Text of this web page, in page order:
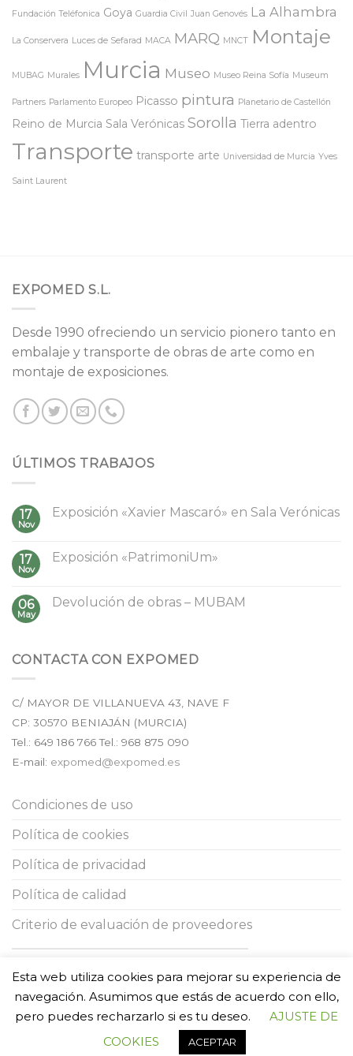
Fundación Teléfonica Goya Guardia Civil Juan Genovés La Alhambra
La Conservera Luces de Sefarad MACA MARQ MNCT Montaje
MUBAG Murales Murcia Museo Museo Reina Sofía Museum
Partners Parlamento Europeo Picasso pintura Planetario de Castellón
Reino de Murcia Sala Verónicas Sorolla Tierra adentro
Transporte transporte arte Universidad de Murcia Yves
Saint Laurent
EXPOMED S.L.
Desde 1990 ofreciendo un servicio pionero tanto en
embalaje y transporte de obras de arte como en
montaje de exposiciones.
ÚLTIMOS TRABAJOS
17
Nov
Exposición «Xavier Mascaró» en Sala Verónicas
17
Nov
Exposición «PatrimoniUm»
06
May
Devolución de obras – MUBAM
CONTACTA CON EXPOMED
C/ MAYOR DE VILLANUEVA 43, NAVE F
CP: 30570 BENIAJÁN (MURCIA)
Tel.: 649 186 766Tel.: 968 875 090
E-mail: expomed@expomed.es
Condiciones de uso
Política de cookies
Política de privacidad
Política de calidad
Criterio de evaluación de proveedores
AUTÓNOMA DE LA REGIÓN DE MURCIAMEDIANTE LA FINANCIACIÓN
GOBIERNO DE ESPAÑA
, PARA EL APOYO A LA SOLVENCIA
EMPRESARIAL EN RESPUESTA A LA PANDEMIA DE LA COVID-19
Copyright 2026 © EXPOMED S.L.
Esta web utiliza cookies para mejorar su experiencia de
navegación. Asumimos que estás de acuerdo con ello,
pero puedes recharzarlo si es tu deseo.
AJUSTE DE
COOKIES
ACEPTAR